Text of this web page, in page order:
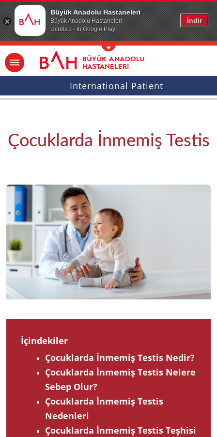
Büyük Anadolu Hastaneleri
Büyük Anadolu Hastaneleri
Ücretsiz - In Google Play
İndir
Ana icerige atla
International Patient
Çocuklarda İnmemiş Testis
İçindekiler
Çocuklarda İnmemiş Testis Nedir?
Çocuklarda İnmemiş Testis Nelere
Sebep Olur?
Çocuklarda İnmemiş Testis
Nedenleri
Çocuklarda İnmemiş Testis Teşhisi